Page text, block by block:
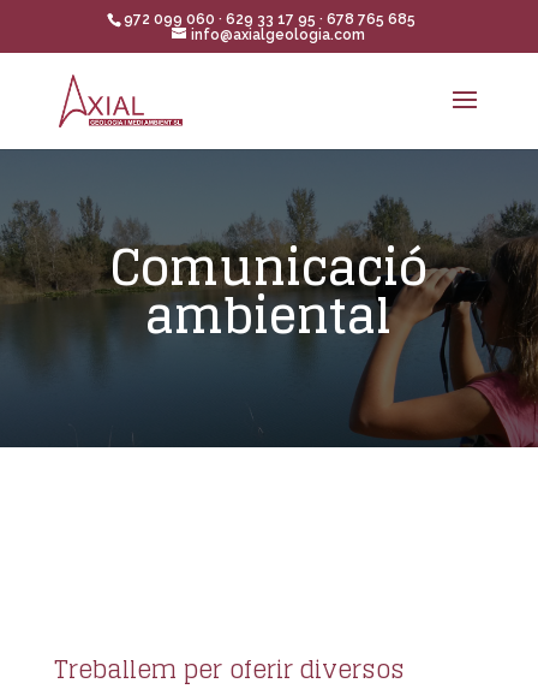
972 099 060 · 629 33 17 95 · 678 765 685
info@axialgeologia.com
Comunicació
ambiental
Treballem per oferir diversos